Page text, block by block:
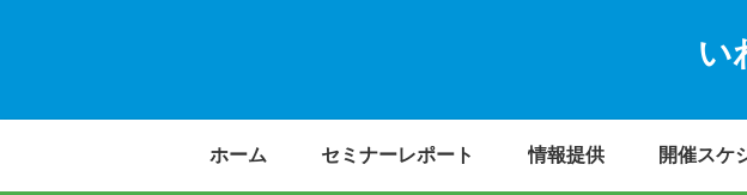
い
ホーム セミナーレポート 情報提供 開催スケ